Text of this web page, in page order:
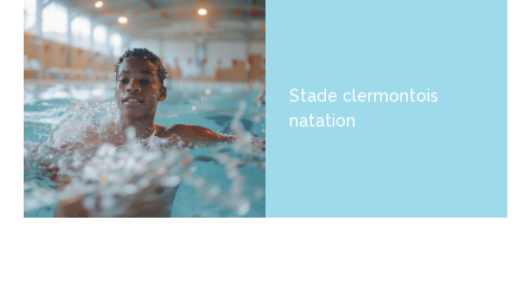
Stade clermontois
natation